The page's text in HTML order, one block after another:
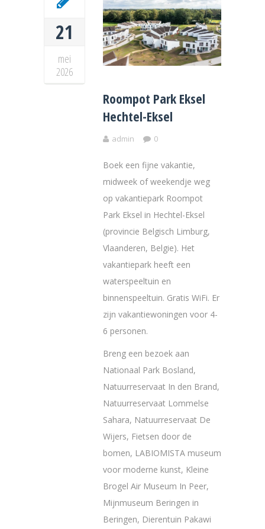
21
mei
2026
Roompot Park Eksel
Hechtel-Eksel
admin 0
Boek een fijne vakantie,
midweek of weekendje weg
op vakantiepark Roompot
Park Eksel in Hechtel-Eksel
(provincie Belgisch Limburg,
Vlaanderen, Belgie). Het
vakantiepark heeft een
waterspeeltuin en
binnenspeeltuin. Gratis WiFi. Er
zijn vakantiewoningen voor 4-
6 personen.
Breng een bezoek aan
Nationaal Park Bosland,
Natuurreservaat In den Brand,
Natuurreservaat Lommelse
Sahara, Natuurreservaat De
Wijers, Fietsen door de
bomen, LABIOMISTA museum
voor moderne kunst, Kleine
Brogel Air Museum In Peer,
Mijnmuseum Beringen in
Beringen, Dierentuin Pakawi